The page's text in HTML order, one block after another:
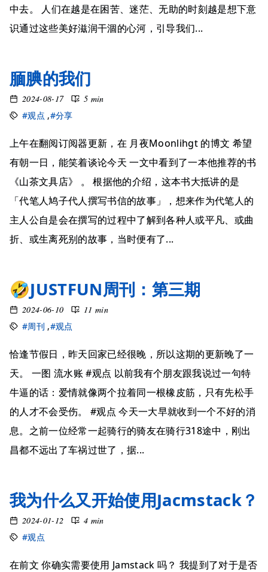
中去。 人们在越是在困苦、迷茫、无助的时刻越是想下意
识通过这些美好滋润干涸的心河，引导我们...
腼腆的我们
2024-08-17
5 min
#观点 ,#分享
上午在翻阅订阅器更新，在 月夜Moonlihgt 的博文 希望
有朝一日，能笑着谈论今天 一文中看到了一本他推荐的书
《山茶文具店》 。 根据他的介绍，这本书大抵讲的是
「代笔人鸠子代人撰写书信的故事」，想来作为代笔人的
主人公自是会在撰写的过程中了解到各种人或平凡、或曲
折、或生离死别的故事，当时便有了...
🤣JUSTFUN周刊：第三期
2024-06-10
11 min
#周刊 ,#观点
恰逢节假日，昨天回家已经很晚，所以这期的更新晚了一
天。 一图 流水账 #观点 以前我有个朋友跟我说过一句特
牛逼的话：爱情就像两个拉着同一根橡皮筋，只有先松手
的人才不会受伤。 #观点 今天一大早就收到一个不好的消
息。之前一位经常一起骑行的骑友在骑行318途中，刚出
昌都不远出了车祸过世了，据...
我为什么又开始使用Jacmstack？
2024-01-12
4 min
#观点
在前文 你确实需要使用 Jamstack 吗？ 我提到了对于是否